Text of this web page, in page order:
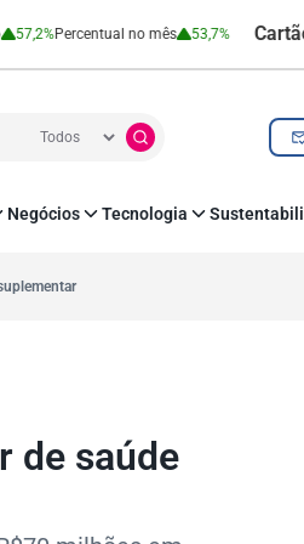
no mês 53,7% Cartão de
Negócios
RH
Tecnologia
de saúde